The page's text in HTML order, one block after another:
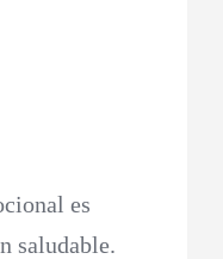
es
saludable.